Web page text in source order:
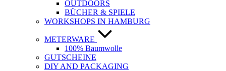
OUTDOORS
BÜCHER & SPIELE
WORKSHOPS IN HAMBURG
METERWARE
100% Baumwolle
GUTSCHEINE
DIY AND PACKAGING